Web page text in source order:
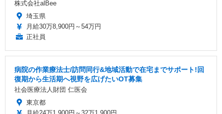
株式会社alBee
埼玉県
月給30万8,900円～54万円
正社員
病院の作業療法士/訪問同行&地域活動で在宅までサポート!回
復期から生活期へ視野を広げたいOT募集
社会医療法人財団 仁医会
東京都
月給24万1,900円～32万1,900円